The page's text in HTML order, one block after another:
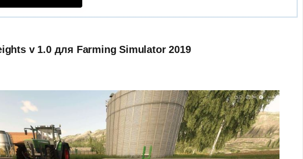
v 1.0 для Farming Simulator 2019